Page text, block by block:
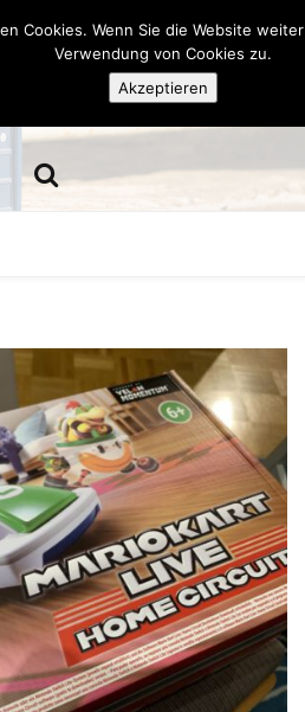
Cookies. Wenn Sie die Website
Verwendung von Cookies zu.
Akzeptieren